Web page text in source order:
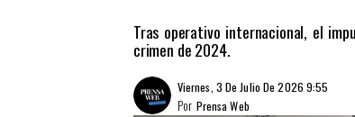
Tras operativo internacional, el
crimen de 2024.
Viernes, 3 De Julio De 2026 9:55
Prensa Web
Por